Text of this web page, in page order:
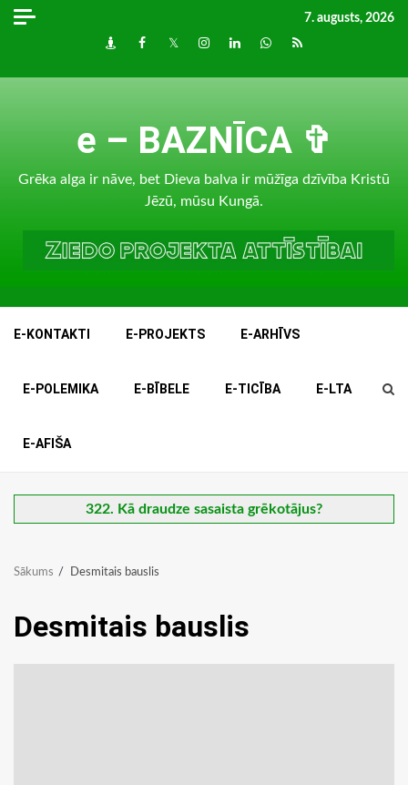
Skip
7. augusts, 2026
DraugiemFacebook
TwitterInstagram
LinkedInwhatsapp
RSS
e – BAZNĪCA ✞
Grēka alga ir nāve, bet Dieva balva ir mūžīga dzīvība Kristū
Jēzū, mūsu Kungā.
E-KONTAKTI E-PROJEKTS E-ARHĪVS
E-POLEMIKA E-BĪBELE E-TICĪBA E-LTA
E-AFIŠA
322. Kā draudze sasaista grēkotājus?
Sākums Desmitais bauslis
Desmitais bauslis